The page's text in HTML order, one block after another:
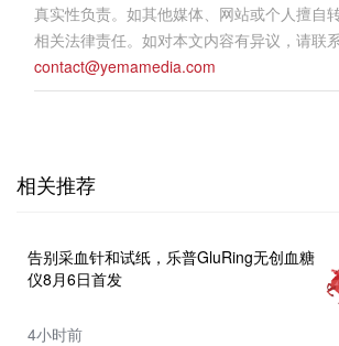
真实性负责。如其他媒体、网站或个人擅自
相关法律责任。如对本文内容有异议，请联
contact@yemamedia.com
相关推荐
告别采血针和试纸，乐普GluRing无创血糖
仪8月6日首发
4小时前